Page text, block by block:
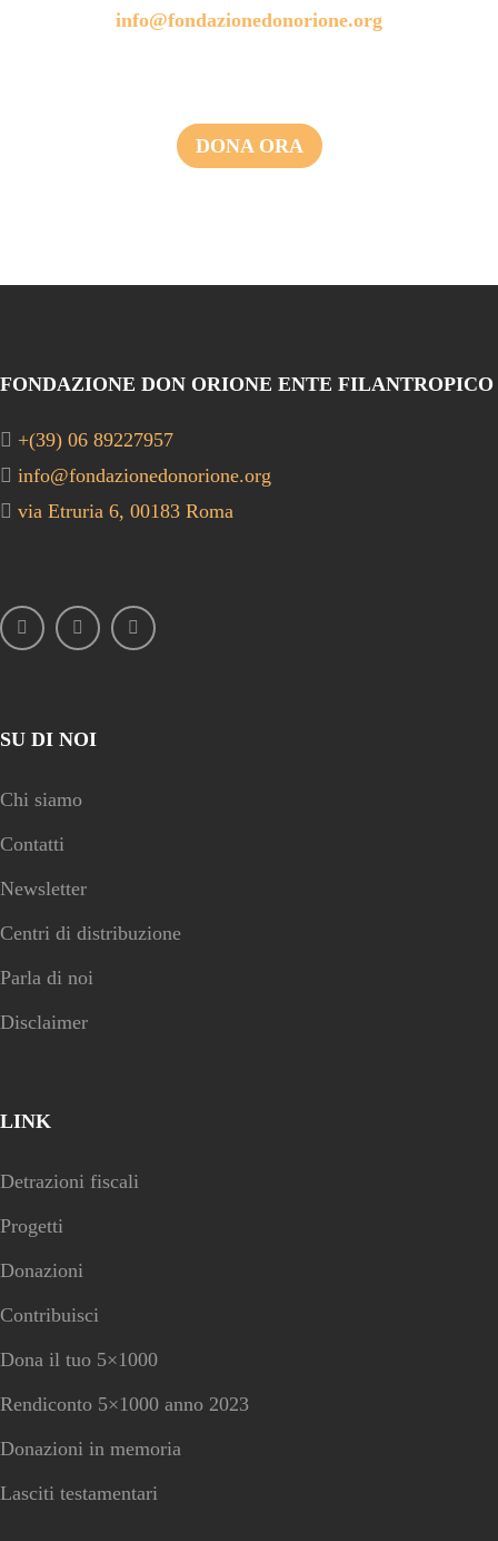
info@fondazionedonorione.org
DONA ORA
FONDAZIONE DON ORIONE ENTE FILANTROPICO
+(39) 06 89227957
info@fondazionedonorione.org
via Etruria 6, 00183 Roma
SU DI NOI
Chi siamo
Contatti
Newsletter
Centri di distribuzione
Parla di noi
Disclaimer
LINK
Detrazioni fiscali
Progetti
Donazioni
Contribuisci
Dona il tuo 5×1000
Rendiconto 5×1000 anno 2023
Donazioni in memoria
Lasciti testamentari